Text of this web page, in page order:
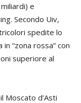
e
Secondo Uiv,
spedite lo
“zona rossa” con
superiore al
Moscato d’Asti